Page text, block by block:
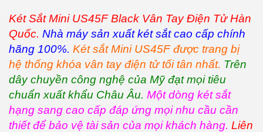
Két Sắt Mini US45F Black Vân Tay Điện Tử Hàn
Quốc. Nhà máy sản xuất két sắt cao cấp chính
hãng 100%. Két sắt Mini US45F được trang bị
hệ thống khóa vân tay điện tử tối tân nhất. Trên
dây chuyền công nghệ của Mỹ đạt mọi tiêu
chuẩn xuất khẩu Châu Âu. Một dòng két sắt
hạng sang cao cấp đáp ứng mọi nhu cầu cần
thiết để bảo vệ tài sản của mọi khách hàng. Liên